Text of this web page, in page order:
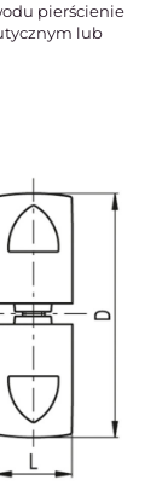
pierścienie
lub